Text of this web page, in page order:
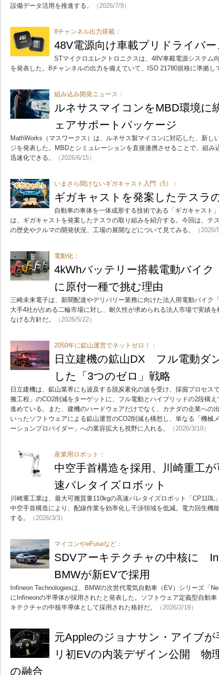
設備データ活用を推進する。
（2026/7/9）
8チャンネル出力搭載：
48V電源向け車載プリドライバ
STマイクロエレクトロニクスは、48V車載電源システム
を発表した。8チャンネルの出力を備えていて、ISO 21780規格に準拠し
組み込み開発ニュース：
ルネサスマイコンをMBD環境に
ェアサポートパッケージ
MathWorks（マスワークス）は、ルネサス製マイコンに対応した、新し
ジを発表した。MBDとシミュレーションを直接連携させることで、組み
迅速化できる。
（2026/6/15）
いまさら聞けないギガキャスト入門（5）：
ギガキャストを発案したテスラ
自動車の車体を一体成形する技術である「ギガキャスト
は、ギガキャストを発案したテスラの取り組みを紹介する。今回は、テ
の歴史やクルマの開発状況、工場の展開などについて見てみる。
（
電動化：
4kWhバッテリー搭載電動バイ
に原付一種で挑む理由
三崎未来電子は、新聞配達やデリバリー業務に向けた法人用電動バイク
大手4社が占める二輪市場に対し、耐久性が求められる法人市場で実績
なげる方針だ。
（2026/5/22）
2050年に鉱山運営でネットゼロ！：
日立建機の鉱山DX フル電動ダ
した「3つのゼロ」戦略
日立建機は、鉱山業界にも波及する脱炭素化の波を受け、採掘プロセス
搬工程」のCO2削減をターゲットに、フル電動とハイブリッドの2段構
進めている。また、建機のハードウェアだけでなく、カナダの企業への
いったソフトウェアによる鉱山運営のCO2削減も構想し、単なる「機械
ーションプロバイダー」への業容拡大も視野に入れる。
（2026/3/19）
産業用ロボット：
中空手首構造を採用、川崎重工
速パレタイズロボット
川崎重工業は、最大可搬質量110kgの高速パレタイズロボット「CP110L
中空手首構造により、配線作業を効率化し干渉領域を低減。電力回生機
する。
（2026/3/3）
マイコンやeFuseなど：
SDVアーキテクチャの中核に
BMWが新EVで採用
Infineon Technologiesは、BMWの次世代電気自動車（EV）シリーズ「
にInfineonの半導体が採用されたと発表した。ソフトウェア定義型自動
キテクチャの中核半導体として採用された格好だ。
（2026/2/19）
元Appleのジョナサン・アイブ
リ初EVの内装デザイン公開 物
の融合